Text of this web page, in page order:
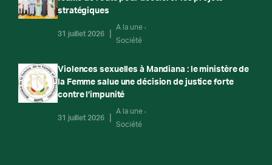
stratégiques
31 juillet 2026
A la une
Société
Violences sexuelles à Mandiana : le ministère de
la Femme salue une décision de justice forte
contre l’impunité
31 juillet 2026
A la une
Société